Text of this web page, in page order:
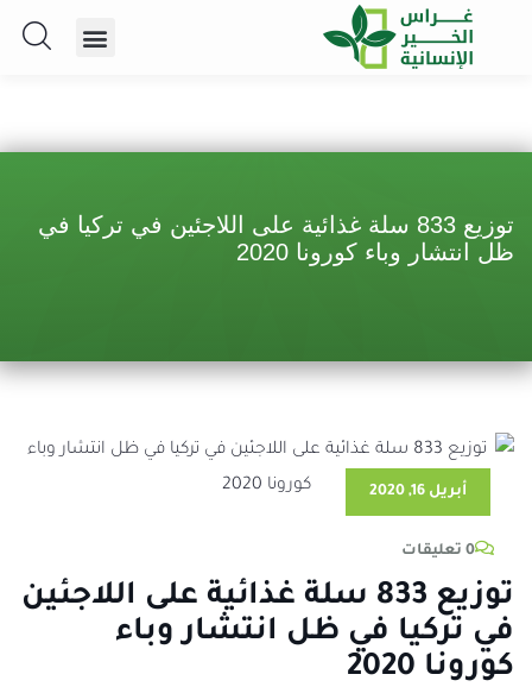
توزيع 833 سلة غذائية على اللاجئين في تركيا في
ظل انتشار وباء كورونا 2020
أبريل 16, 2020
0 تعليقات
توزيع 833 سلة غذائية على اللاجئين
في تركيا في ظل انتشار وباء
كورونا 2020